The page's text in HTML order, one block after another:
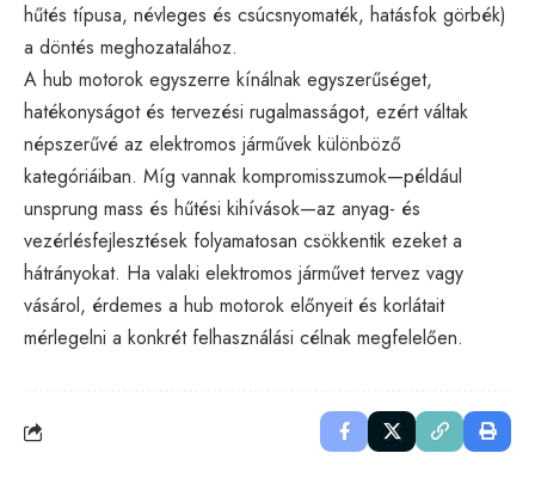
hűtés típusa, névleges és csúcsnyomaték, hatásfok görbék)
a döntés meghozatalához.
A hub motorok egyszerre kínálnak egyszerűséget,
hatékonyságot és tervezési rugalmasságot, ezért váltak
népszerűvé az elektromos járművek különböző
kategóriáiban. Míg vannak kompromisszumok—például
unsprung mass és hűtési kihívások—az anyag- és
vezérlésfejlesztések folyamatosan csökkentik ezeket a
hátrányokat. Ha valaki elektromos járművet tervez vagy
vásárol, érdemes a hub motorok előnyeit és korlátait
mérlegelni a konkrét felhasználási célnak megfelelően.